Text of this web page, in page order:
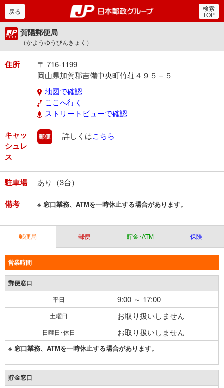
郵便局・日本郵政グルー
戻る 検索
TOP
賀陽郵便局
（かようゆうびんきょく）
住所
〒 716-1199
岡山県加賀郡吉備中央町竹荘４９５－５
地図で確認
ここへ行く
ストリートビューで確認
キャッ
シュレ
ス
郵便
詳しくはこちら
駐車場 あり（3台）
備考 ※ 窓口業務、ATMを一時休止する場合があります。
郵便局 郵便 貯金･ATM 保険
営業時間
郵便窓口
平日 9:00 ～ 17:00
土曜日 お取り扱いしません
日曜日･休日 お取り扱いしません
※ 窓口業務、ATMを一時休止する場合があります。
貯金窓口